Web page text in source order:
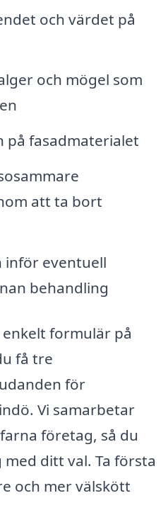
och värdet på
och mögel som
på fasadmaterialet
att ta bort
inför eventuell
behandling
formulär på
få tre
för
Vi samarbetar
företag, så du
ditt val. Ta första
och mer välskött